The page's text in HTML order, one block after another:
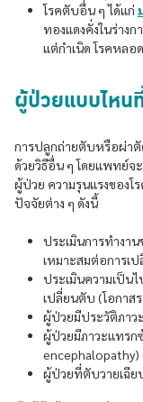
โรคตับอื่น ๆ ได้แก่
ทองแดงคั่งในร่าง
แต่กำเนิด โรคหล
ผู้ป่วยแบบไหน
การปลูกถ่ายตับหรือผ่า
ด้วยวิธีอื่น ๆ โดยแพทย์
ผู้ป่วย ความรุนแรงของ
ปัจจัยต่าง ๆ ดังนี้
ประเมินการทำงา
เหมาะสมต่อการเ
ประเมินความเป็น
เปลี่ยนตับ (โอกาส
ผู้ป่วยมีประวัติภาว
ผู้ป่วยมีภาวะแทรก
encephalopathy)
ผู้ป่วยที่ตับวายเฉีย